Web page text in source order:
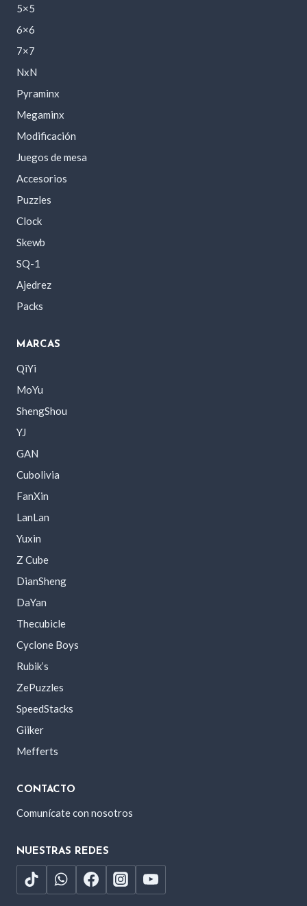
5×5
6×6
7×7
NxN
Pyraminx
Megaminx
Modificación
Juegos de mesa
Accesorios
Puzzles
Clock
Skewb
SQ-1
Ajedrez
Packs
MARCAS
QiYi
MoYu
ShengShou
YJ
GAN
Cubolivia
FanXin
LanLan
Yuxin
Z Cube
DianSheng
DaYan
Thecubicle
Cyclone Boys
Rubik’s
ZePuzzles
SpeedStacks
Giiker
Mefferts
CONTACTO
Comunícate con nosotros
NUESTRAS REDES